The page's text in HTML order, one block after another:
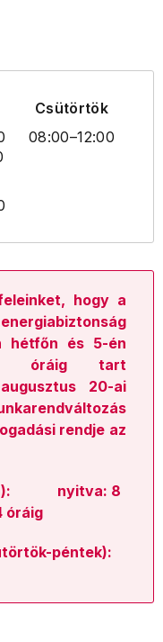
Csütörtök
08:00–12:00
hogy a
hétfőn és 5-én
óráig tart
20-ai
rendje az
nyitva: 8
óráig
péntek):